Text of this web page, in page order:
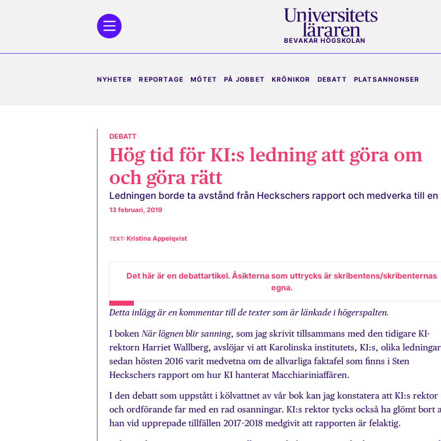
BEVAKAR HÖGSKOLAN
NYHETER REPORTAGE MÖTET PÅ JOBBET KRÖNIKOR DEBATT PLATSANNONSER
DEBATT
Hög tid för KI:s ledning att göra om
och göra rätt
Ledningen borde ta avstånd från Heckschers rapport och medverka till en
13 februari, 2019
Kristina Appelqvist
Det här är en debattartikel. Åsikterna som uttrycks är skribentens/skribenternas
egna.
Detta inlägg är en kommentar till de texter som är länkade i högerspalten.
I boken När lögnen blir sanning, som jag skrivit tillsammans med den tidigare KI-
rektorn Harriet Wallberg, avslöjar vi att Karolinska institutets, KI:s, olika ledningar
sedan hösten 2016 varit medvetna om de allvarliga faktafel som finns i Sten
Heckschers rapport om hur KI hanterat Macchiariniaffären.
I den debatt som uppstått i kölvattnet av vår bok kan jag konstatera att KI:s rektor
och ordförande far med en rad osanningar. KI:s rektor tycks också ha glömt bort
han vid upprepade tillfällen 2017–2018 medgivit att rapporten är felaktig.